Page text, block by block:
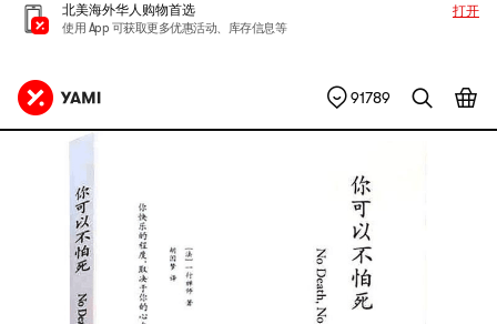
北美海外华人购物首选
使用 App 可获取更多优惠活动、库存信息等
打开
91789